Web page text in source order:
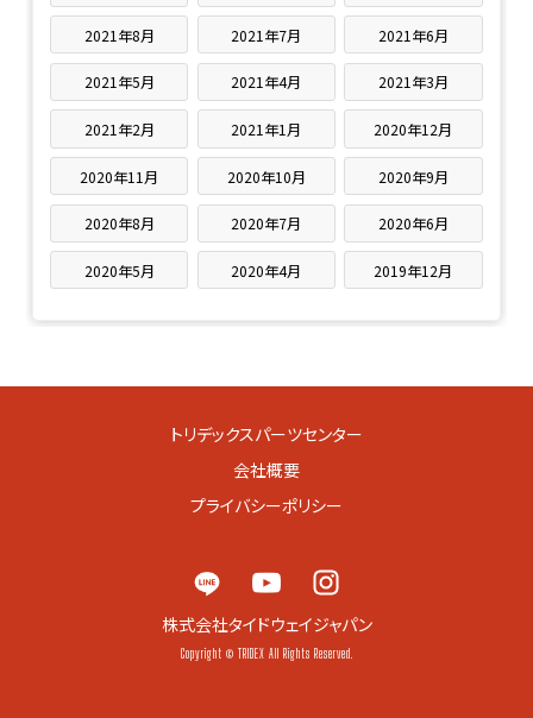
2021年8月 2021年7月 2021年6月
2021年5月 2021年4月 2021年3月
2021年2月 2021年1月 2020年12月
2020年11月 2020年10月 2020年9月
2020年8月 2020年7月 2020年6月
2020年5月 2020年4月 2019年12月
トリデックスパーツセンター
会社概要
プライバシーポリシー
株式会社タイドウェイジャパン
Copyright © TRIDEX All Rights Reserved.